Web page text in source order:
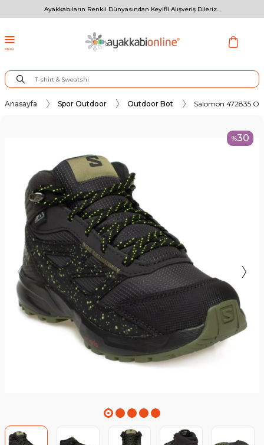
Ayakkabıların Renkli Dünyasından Keyifli Alışveriş Dileriz...
Menü
Anasayfa Spor Outdoor Outdoor Bot Salomon 472835
%30